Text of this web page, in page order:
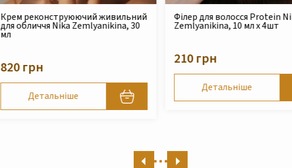
Філер для волосся Protein Nika
Zemlyanikina, 10 мл x 4шт
210 грн
Детальніше
Безсульфатний очищуючий
шампунь для сухого та
пошкодженого волосся Nika
490 грн
Детальніше